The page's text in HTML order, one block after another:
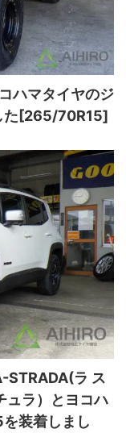
ハマタイヤのジ
た[265/70R15]
STRADA(ラ ス
ュラ）とヨコハ
装着しまし